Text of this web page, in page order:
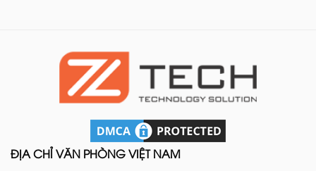
ĐỊA CHỈ VĂN PHÒNG VIỆT NAM